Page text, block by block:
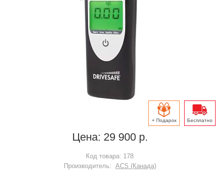
+ Подарок Бесплатно
Цена: 29 900 р.
Код товара: 178
Производитель: ACS (Канада)